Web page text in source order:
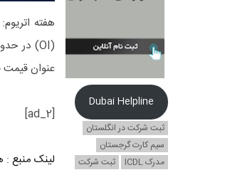
عنوان
[ad_2]
لینک منبع :
Dubai Helpline
ثبت شرکت در انگلستان
سیم کارت گرجستان
مدرک ICDL
ثبت شرکت